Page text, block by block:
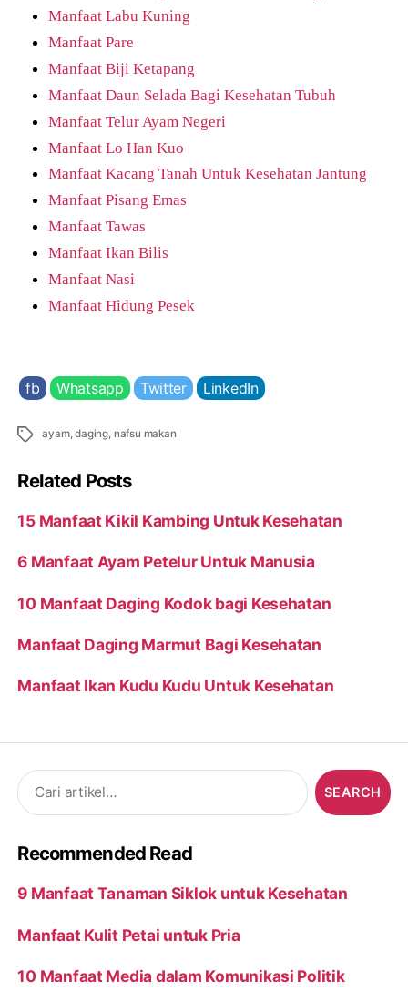
Manfaat Labu Kuning
Manfaat Pare
Manfaat Biji Ketapang
Manfaat Daun Selada Bagi Kesehatan Tubuh
Manfaat Telur Ayam Negeri
Manfaat Lo Han Kuo
Manfaat Kacang Tanah Untuk Kesehatan Jantung
Manfaat Pisang Emas
Manfaat Tawas
Manfaat Ikan Bilis
Manfaat Nasi
Manfaat Hidung Pesek
fb Whatsapp Twitter LinkedIn
Tags ayam,daging, nafsu makan
Related Posts
15 Manfaat Kikil Kambing Untuk Kesehatan
6 Manfaat Ayam Petelur Untuk Manusia
10 Manfaat Daging Kodok bagi Kesehatan
Manfaat Daging Marmut Bagi Kesehatan
Manfaat Ikan Kudu Kudu Untuk Kesehatan
Search
for:
Recommended Read
9 Manfaat Tanaman Siklok untuk Kesehatan
Manfaat Kulit Petai untuk Pria
10 Manfaat Media dalam Komunikasi Politik